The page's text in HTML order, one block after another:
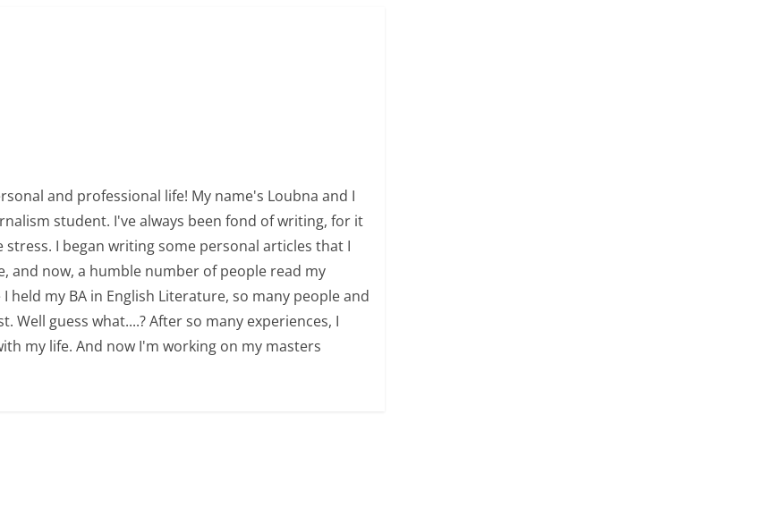
and professional life! My name's Loubna and I
student. I've always been fond of writing, for it
I began writing some personal articles that I
and now, a humble number of people read my
my BA in English Literature, so many people and
guess what....? After so many experiences, I
my life. And now I'm working on my masters